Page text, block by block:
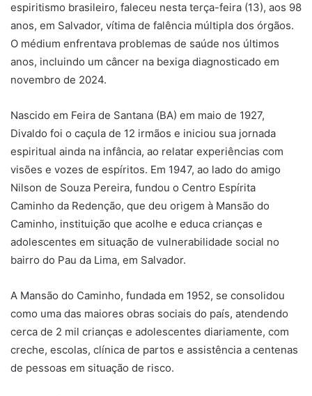
espiritismo brasileiro, faleceu nesta terça-feira (13), aos 98
anos, em Salvador, vítima de falência múltipla dos órgãos.
O médium enfrentava problemas de saúde nos últimos
anos, incluindo um câncer na bexiga diagnosticado em
novembro de 2024.
Nascido em Feira de Santana (BA) em maio de 1927,
Divaldo foi o caçula de 12 irmãos e iniciou sua jornada
espiritual ainda na infância, ao relatar experiências com
visões e vozes de espíritos. Em 1947, ao lado do amigo
Nilson de Souza Pereira, fundou o Centro Espírita
Caminho da Redenção, que deu origem à Mansão do
Caminho, instituição que acolhe e educa crianças e
adolescentes em situação de vulnerabilidade social no
bairro do Pau da Lima, em Salvador.
A Mansão do Caminho, fundada em 1952, se consolidou
como uma das maiores obras sociais do país, atendendo
cerca de 2 mil crianças e adolescentes diariamente, com
creche, escolas, clínica de partos e assistência a centenas
de pessoas em situação de risco.